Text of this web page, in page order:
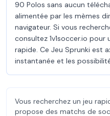
90 Polos sans aucun
alimentée par les mèmes
navigateur. Si vous
consultez 1v1soccer.io
rapide. Ce Jeu Sprunki est
instantanée et les
Vous recherchez un jeu
propose des matchs de